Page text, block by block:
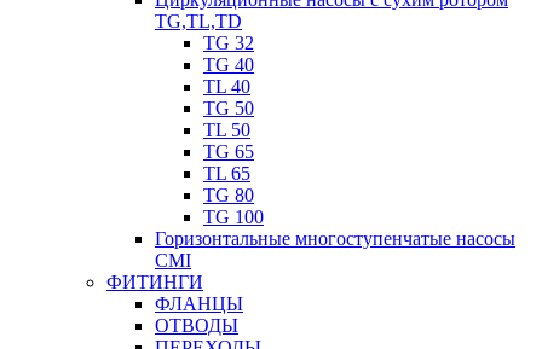
TG,TL,TD
TG 32
TG 40
TL 40
TG 50
TL 50
TG 65
TL 65
TG 80
TG 100
Горизонтальные многоступенчатые насосы
CMI
ФИТИНГИ
ФЛАНЦЫ
ОТВОДЫ